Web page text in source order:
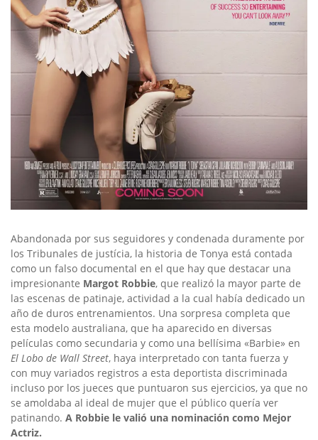
Abandonada por sus seguidores y condenada duramente por
los Tribunales de justícia, la historia de Tonya está contada
como un falso documental en el que hay que destacar una
impresionante Margot Robbie, que realizó la mayor parte de
las escenas de patinaje, actividad a la cual había dedicado un
año de duros entrenamientos. Una sorpresa completa que
esta modelo australiana, que ha aparecido en diversas
películas como secundaria y como una bellísima «Barbie» en
El Lobo de Wall Street, haya interpretado con tanta fuerza y
con muy variados registros a esta deportista discriminada
incluso por los jueces que puntuaron sus ejercicios, ya que no
se amoldaba al ideal de mujer que el público quería ver
patinando. A Robbie le valió una nominación como Mejor
Actriz.